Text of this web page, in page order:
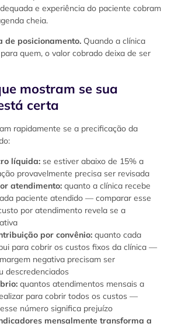
e experiência do paciente cobram
cheia.
de posicionamento. Quando a clínica
quem, o valor cobrado deixa de ser
mostram se sua
certa
rapidamente se a precificação da
líquida: se estiver abaixo de 15% a
provavelmente precisa ser revisada
atendimento: quanto a clínica recebe
paciente atendido — comparar esse
por atendimento revela se a
por convênio: quanto cada
para cobrir os custos fixos da clínica —
negativa precisam ser
descredenciados
quantos atendimentos mensais a
para cobrir todos os custos —
número significa prejuízo
mensalmente transforma a